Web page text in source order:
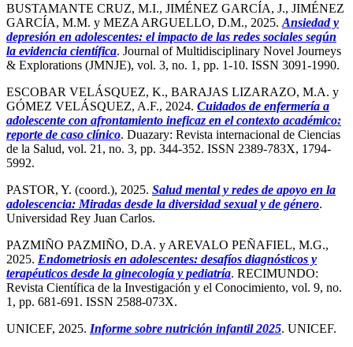
BUSTAMANTE CRUZ, M.I., JIMÉNEZ GARCÍA, J., JIMÉNEZ
GARCÍA, M.M. y MEZA ARGUELLO, D.M., 2025. Ansiedad y
depresión en adolescentes: el impacto de las redes sociales según
la evidencia científica. Journal of Multidisciplinary Novel Journeys
& Explorations (JMNJE), vol. 3, no. 1, pp. 1-10. ISSN 3091-1990.
ESCOBAR VELÁSQUEZ, K., BARAJAS LIZARAZO, M.A. y
GÓMEZ VELÁSQUEZ, A.F., 2024. Cuidados de enfermería a
adolescente con afrontamiento ineficaz en el contexto académico:
reporte de caso clínico. Duazary: Revista internacional de Ciencias
de la Salud, vol. 21, no. 3, pp. 344-352. ISSN 2389-783X, 1794-
5992.
PASTOR, Y. (coord.), 2025. Salud mental y redes de apoyo en la
adolescencia: Miradas desde la diversidad sexual y de género.
Universidad Rey Juan Carlos.
PAZMIÑO PAZMIÑO, D.A. y AREVALO PEÑAFIEL, M.G.,
2025. Endometriosis en adolescentes: desafíos diagnósticos y
terapéuticos desde la ginecología y pediatría. RECIMUNDO:
Revista Científica de la Investigación y el Conocimiento, vol. 9, no.
1, pp. 681-691. ISSN 2588-073X.
UNICEF, 2025. Informe sobre nutrición infantil 2025. UNICEF.